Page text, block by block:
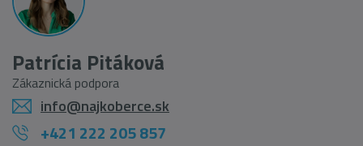
Patrícia Pitáková
Zákaznická podpora
info@najkoberce.sk
+421 222 205 857